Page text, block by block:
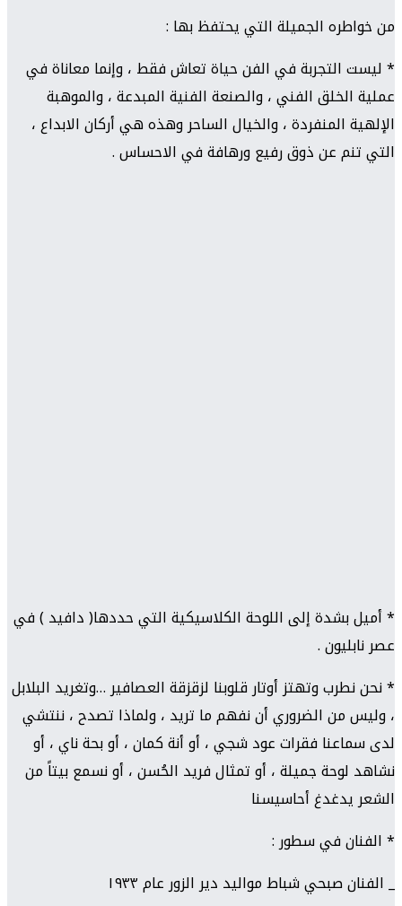
من خواطره الجميلة التي يحتفظ بها :
* ليست التجربة في الفن حياة تعاش فقط ، وإنما معاناة في
عملية الخلق الفني ، والصنعة الفنية المبدعة ، والموهبة
الإلهية المنفردة ، والخيال الساحر وهذه هي أركان الابداع ،
التي تنم عن ذوق رفيع ورهافة في الاحساس .
* أميل بشدة إلى اللوحة الكلاسيكية التي حددها( دافيد ) في
عصر نابليون .
* نحن نطرب وتهتز أوتار قلوبنا لزقزقة العصافير …وتغريد البلابل
، وليس من الضروري أن نفهم ما تريد ، ولماذا تصدح ، ننتشي
لدى سماعنا فقرات عود شجي ، أو أنة كمان ، أو بحة ناي ، أو
نشاهد لوحة جميلة ، أو تمثال فريد الحُسن ، أو نسمع بيتاً من
الشعر يدغدغ أحاسيسنا
* الفنان في سطور :
_ الفنان صبحي شباط مواليد دير الزور عام ١٩٣٣